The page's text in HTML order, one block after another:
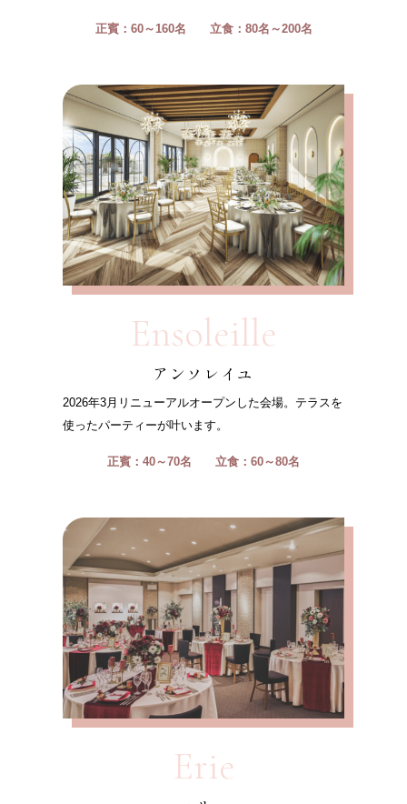
正賓：60～160名 立食：80名～200名
Ensoleille
アンソレイユ
2026年3月リニューアルオープンした会場。テラスを
使ったパーティーが叶います。
正賓：40～70名 立食：60～80名
Erie